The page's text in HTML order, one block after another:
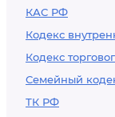
КАС РФ
Кодекс
Кодекс
Семейный
ТК РФ